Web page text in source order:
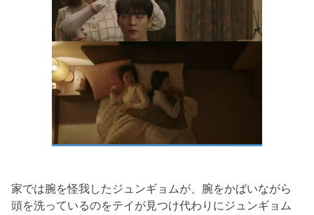
家では腕を怪我したジュンギョムが、腕をかばいながら
頭を洗っているのをテイが見つけ代わりにジュンギョム